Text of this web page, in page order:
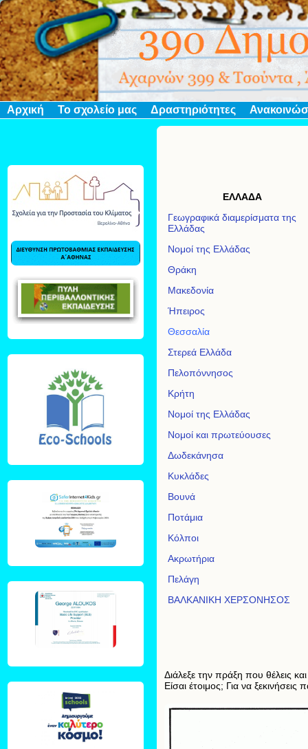
Αρχική Το σχολείο μας Δραστηριότητες
ΕΛΛΑΔΑ
Γεωγραφικά διαμερίσματα της
Ελλάδας
Νομοί της Ελλάδας
Θράκη
Μακεδονία
Ήπειρος
Θεσσαλία
Στερεά Ελλάδα
Πελοπόννησος
Κρήτη
Νομοί της Ελλάδας
Νομοί και πρωτεύουσες
Δωδεκάνησα
Κυκλάδες
Βουνά
Ποτάμια
Κόλποι
Ακρωτήρια
Πελάγη
ΒΑΛΚΑΝΙΚΗ ΧΕΡΣΟΝΗΣΟΣ
Διάλεξε την πράξη που θέλεις
Είσαι έτοιμος; Για να ξεκινήσεις